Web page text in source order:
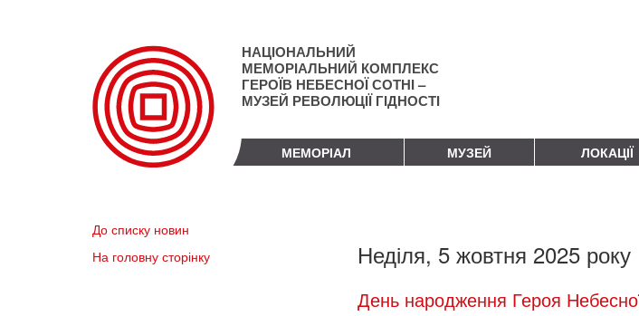
НАЦІОНАЛЬНИЙ
МЕМОРІАЛЬНИЙ КОМПЛЕКС
ГЕРОЇВ НЕБЕСНОЇ СОТНІ –
МУЗЕЙ РЕВОЛЮЦІЇ ГІДНОСТІ
МЕМОРІАЛ МУЗЕЙ ЛОКАЦІЇ
До списку новин
На головну сторінку
Неділя, 5 жовтня 2025 року
День народження Героя